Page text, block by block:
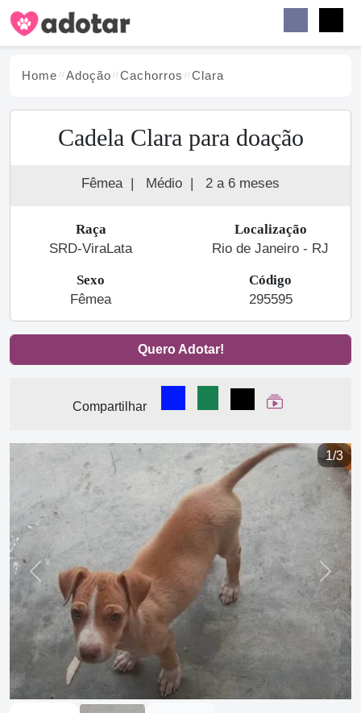
Home Adoção Cachorros Clara
Cadela Clara para doação
Fêmea | Médio | 2 a 6 meses
Raça
SRD-ViraLata
Localização
Rio de Janeiro - RJ
Sexo
Fêmea
Código
295595
Quero Adotar!
Compartilhar
Compartilhar no Facebook
Compartilhar no
Compartilhar
Ver Web Story
1/3
Previous Next